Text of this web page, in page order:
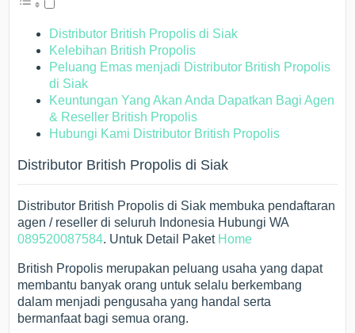
Distributor British Propolis di Siak
Kelebihan British Propolis
Peluang Emas menjadi Distributor British Propolis
di Siak
Keuntungan Yang Akan Anda Dapatkan Bagi Agen
& Reseller British Propolis
Hubungi Kami Distributor British Propolis
Distributor British Propolis di Siak
Distributor British Propolis di Siak membuka pendaftaran
agen / reseller di seluruh Indonesia Hubungi WA
089520087584. Untuk Detail Paket Home
British Propolis merupakan peluang usaha yang dapat
membantu banyak orang untuk selalu berkembang
dalam menjadi pengusaha yang handal serta
bermanfaat bagi semua orang.